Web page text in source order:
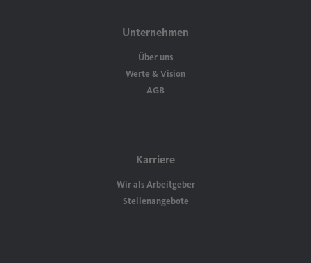
Unternehmen
Über uns
Werte & Vision
AGB
Karriere
Wir als Arbeitgeber
Stellenangebote